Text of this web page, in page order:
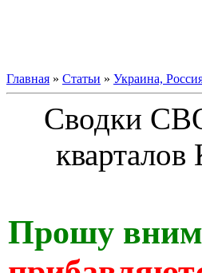
Главная » Статьи » Украина,
Сводки
Прошу